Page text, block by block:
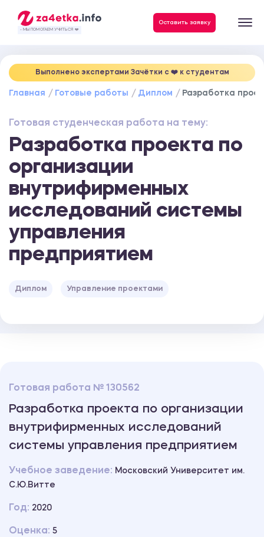
- МЫ ПОМОГАЕМ УЧИТЬСЯ ❤️
Оставить заявку
Выполнено экспертами Зачётки c ❤️ к студентам
Главная Готовые работы Диплом Разработка
Готовая студенческая работа на тему:
Разработка проекта по
организации
внутрифирменных
исследований системы
управления
предприятием
Диплом Управление проектами
Готовая работа № 130562
Разработка проекта по организации
внутрифирменных исследований
системы управления предприятием
Учебное заведение: Московский Университет им.
С.Ю.Витте
Год: 2020
Оценка: 5